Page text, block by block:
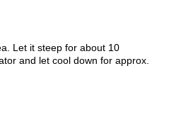
Let it steep for about 10
and let cool down for approx.